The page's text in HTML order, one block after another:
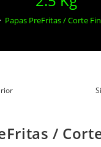
Papas PreFritas / Corte
/